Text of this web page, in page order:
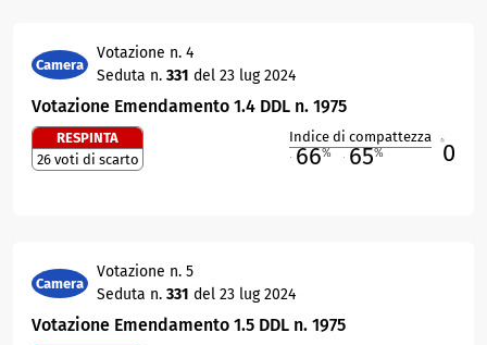
Camera
Votazione n. 4
Seduta n. 331 del 23 lug 2024
Votazione Emendamento 1.4 DDL n. 1975
RESPINTA
26 voti di scarto
Indice di compattezza
66% 65% 0
Camera
Votazione n. 5
Seduta n. 331 del 23 lug 2024
Votazione Emendamento 1.5 DDL n. 1975